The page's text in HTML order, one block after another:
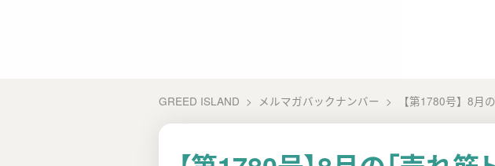
GREED ISLAND メルマガバックナンバー 【第1780号】8月